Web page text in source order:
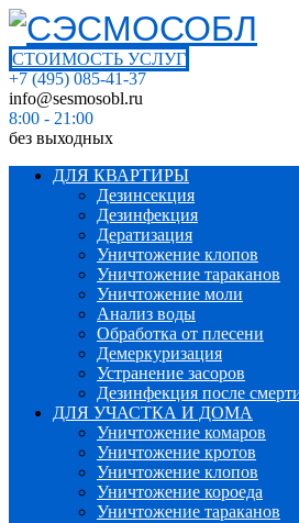
СТОИМОСТЬ УСЛУГ
+7 (495) 085-41-37
info@sesmosobl.ru
8:00 - 21:00
без выходных
ДЛЯ КВАРТИРЫ
Дезинсекция
Дезинфекция
Дератизация
Уничтожение клопов
Уничтожение тараканов
Уничтожение моли
Анализ воды
Обработка от плесени
Демеркуризация
Устранение засоров
Дезинфекция после
ДЛЯ УЧАСТКА И ДОМА
Уничтожение комаров
Уничтожение кротов
Уничтожение клопов
Уничтожение короеда
Уничтожение тараканов